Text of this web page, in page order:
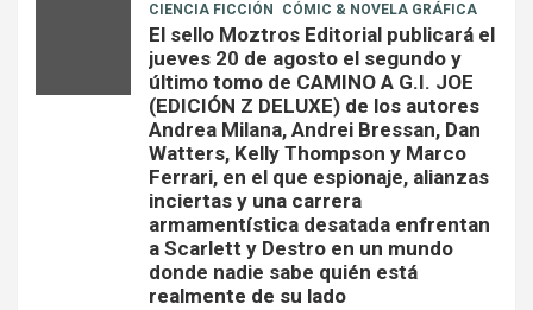
CIENCIA FICCIÓN CÓMIC & NOVELA GRÁFICA
El sello Moztros Editorial publicará el
jueves 20 de agosto el segundo y
último tomo de CAMINO A G.I. JOE
(EDICIÓN Z DELUXE) de los autores
Andrea Milana, Andrei Bressan, Dan
Watters, Kelly Thompson y Marco
Ferrari, en el que espionaje, alianzas
inciertas y una carrera
armamentística desatada enfrentan
a Scarlett y Destro en un mundo
donde nadie sabe quién está
realmente de su lado